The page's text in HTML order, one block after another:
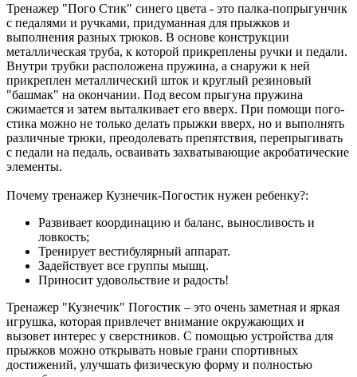
Тренажер "Пого Стик" синего цвета - это палка-попрыгунчик
с педалями и ручками, придуманная для прыжков и
выполнения разных трюков. В основе конструкции
металлическая труба, к которой прикреплены ручки и педали.
Внутри трубки расположена пружина, а снаружи к ней
прикреплен металлический шток и круглый резиновый
"башмак" на окончании. Под весом прыгуна пружина
сжимается и затем выталкивает его вверх. При помощи пого-
стика можно не только делать прыжки вверх, но и выполнять
различные трюки, преодолевать препятствия, перепрыгивать
с педали на педаль, осваивать захватывающие акробатические
элементы.
Почему тренажер Кузнечик-Погостик нужен ребенку?:
Развивает координацию и баланс, выносливость и
ловкость;
Тренирует вестибулярный аппарат.
Задействует все группы мышц.
Приносит удовольствие и радость!
Тренажер "Кузнечик" Погостик – это очень заметная и яркая
игрушка, которая привлечет внимание окружающих и
вызовет интерес у сверстников. С помощью устройства для
прыжков можно открывать новые грани спортивных
достижений, улучшать физическую форму и полностью